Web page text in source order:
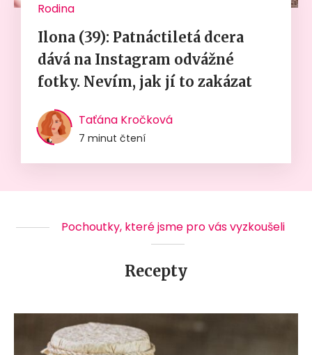
Rodina
Ilona (39): Patnáctiletá dcera
dává na Instagram odvážné
fotky. Nevím, jak jí to zakázat
Taťána Kročková
7 minut čtení
Pochoutky, které jsme pro vás vyzkoušeli
Recepty